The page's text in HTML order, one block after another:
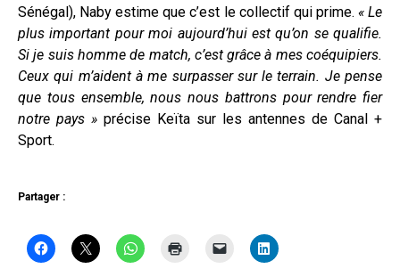
Sénégal), Naby estime que c’est le collectif qui prime. « Le
plus important pour moi aujourd’hui est qu’on se qualifie.
Si je suis homme de match, c’est grâce à mes coéquipiers.
Ceux qui m’aident à me surpasser sur le terrain. Je pense
que tous ensemble, nous nous battrons pour rendre fier
notre pays » précise Keïta sur les antennes de Canal +
Sport.
Partager :